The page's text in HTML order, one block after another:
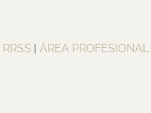
| ÁREA PROFESIONAL